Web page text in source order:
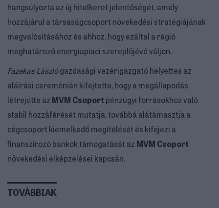
hangsúlyozta az új hitelkeret jelentőségét, amely
hozzájárul a társaságcsoport növekedési stratégiájának
megvalósításához és ahhoz, hogy ezáltal a régió
meghatározó energiapiaci szereplőjévé váljon.
Fazekas Lászlógazdasági vezérigazgató helyettes az
aláírási ceremónián kifejtette, hogy a megállapodás
létrejötte az MVM Csoport pénzügyi forrásokhoz való
stabil hozzáférését mutatja, továbbá alátámasztja a
cégcsoport kiemelkedő megítélését és kifejezi a
finanszírozó bankok támogatását az MVM Csoport
növekedési elképzelései kapcsán.
TOVÁBBIAK